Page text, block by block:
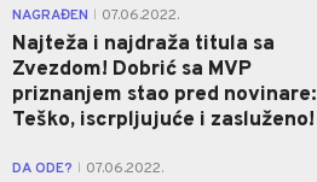
NAGRAĐEN 07.06.2022.
Najteža i najdraža titula sa
Zvezdom! Dobrić sa MVP
priznanjem stao pred novinare:
Teško, iscrpljujuće i zasluženo!
DA ODE? 07.06.2022.